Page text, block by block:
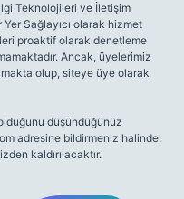
Teknolojileri ve İletişim
Sağlayıcı olarak hizmet
proaktif olarak denetleme
Ancak, üyelerimiz
olup, siteye üye olarak
düşündüğünüz
adresine bildirmeniz halinde,
kaldırılacaktır.